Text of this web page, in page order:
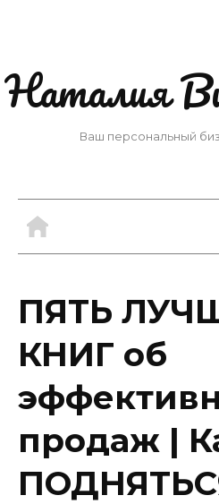
Наталия
Ваш персональный
ПЯТЬ
КНИГ об
продаж |